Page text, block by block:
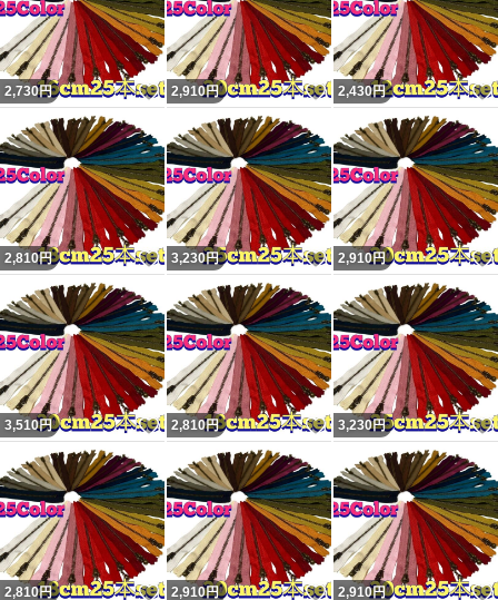
2,730円 いいね！
2,910円 いいね！
2,430円
2,810円 いいね！
3,230円 いいね！
2,910円
3,510円 いいね！
2,810円 いいね！
3,230円
2,810円 いいね！
2,910円 いいね！
2,910円